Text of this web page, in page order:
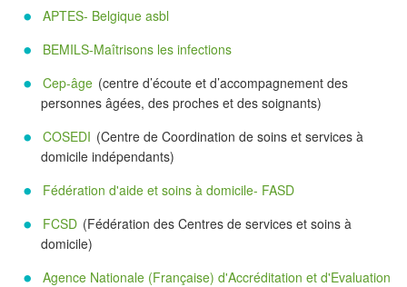
APTES- Belgique asbl
BEMILS-Maîtrisons les infections
Cep-âge (centre d’écoute et d’accompagnement des
personnes âgées, des proches et des soignants)
COSEDI (Centre de Coordination de soins et services à
domicile indépendants)
Fédération d'aide et soins à domicile- FASD
FCSD (Fédération des Centres de services et soins à
domicile)
Agence Nationale (Française) d'Accréditation et d'Evaluation